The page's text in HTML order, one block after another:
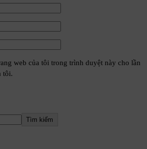
web của tôi trong trình duyệt này cho lần
tôi.
Tìm kiếm